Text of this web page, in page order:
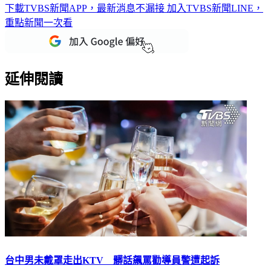
下載TVBS新聞APP，最新消息不漏接 加入TVBS新聞LINE，
重點新聞一次看
延伸閱讀
台中男未戴罩走出KTV 髒話飆罵勸導員警遭起訴